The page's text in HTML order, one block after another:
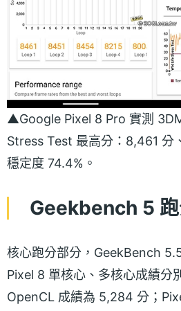
▲Google Pixel 8 Pro 實測
Stress Test 最高分：8,461 分
穩定度 74.4%。
Geekbench 5
核心跑分部分，GeekBench
Pixel 8 單核心、多核心成績分
OpenCL 成績為 5,284 分；